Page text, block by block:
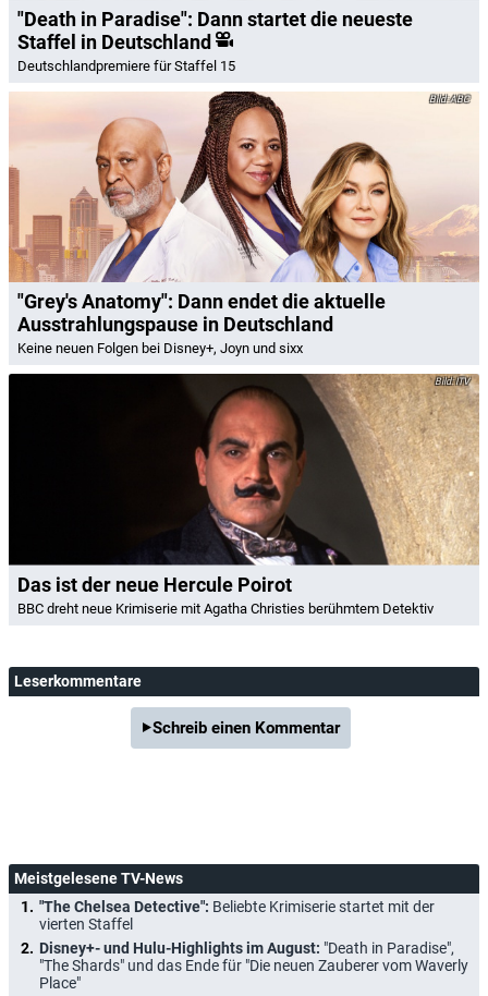
"Death in Paradise": Dann startet die neueste
Staffel in Deutschland
Deutschlandpremiere für Staffel 15
ABC
"Grey's Anatomy": Dann endet die aktuelle
Ausstrahlungspause in Deutschland
Keine neuen Folgen bei Disney+, Joyn und sixx
ITV
Das ist der neue Hercule Poirot
BBC dreht neue Krimiserie mit Agatha Christies berühmtem Detektiv
Leserkommentare
Schreib einen Kommentar
Meistgelesene TV-News
"The Chelsea Detective": Beliebte Krimiserie startet mit der
vierten Staffel
Disney+- und Hulu-Highlights im August: "Death in Paradise",
"The Shards" und das Ende für "Die neuen Zauberer vom Waverly
Place"